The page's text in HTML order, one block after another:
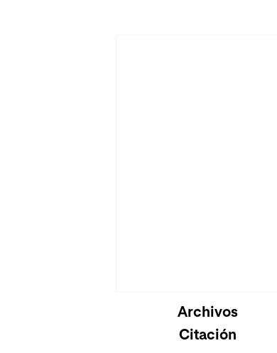
Cargando...Archivos
Citación